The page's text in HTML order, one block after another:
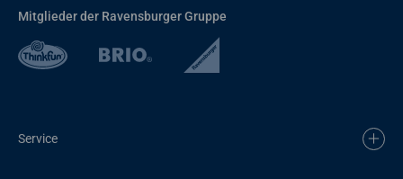
Mitglieder der Ravensburger Gruppe
Service